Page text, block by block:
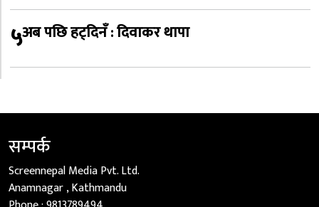
५अब पछि हट्दिनँ : दिवाकर थापा
सम्पर्क
Screennepal Media Pvt. Ltd.
Anamnagar , Kathmandu